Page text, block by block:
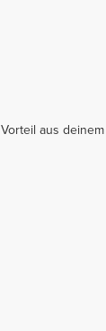
aus